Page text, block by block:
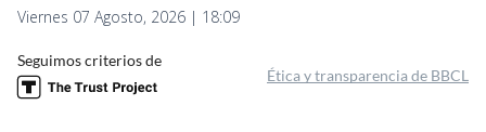
Viernes 07 Agosto, 2026 | 18:09
Seguimos criterios de
Ética y transparencia de BBCL